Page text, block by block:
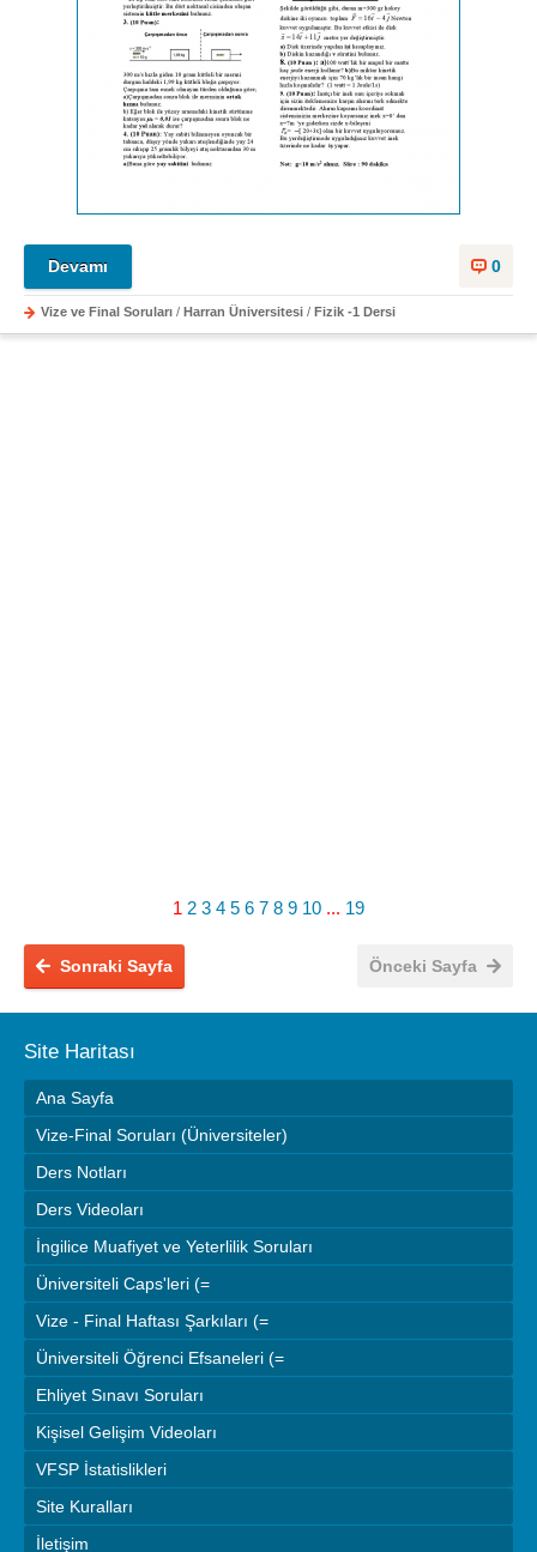
0
Devamı
Vize ve Final Soruları / Harran Üniversitesi / Fizik -1 Dersi
1 2 3 4 5 6 7 8 9 10 ... 19
Önceki Sayfa
Sonraki Sayfa
Site Haritası
Ana Sayfa
Vize-Final Soruları (Üniversiteler)
Ders Notları
Ders Videoları
İngilice Muafiyet ve Yeterlilik Soruları
Üniversiteli Caps'leri (=
Vize - Final Haftası Şarkıları (=
Üniversiteli Öğrenci Efsaneleri (=
Ehliyet Sınavı Soruları
Kişisel Gelişim Videoları
VFSP İstatislikleri
Site Kuralları
İletişim